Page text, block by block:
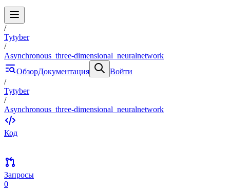
/
Tytyber
/
Asynchronous_three-dimensional_neuralnetwork
ОбзорДокументация
Войти
/
Tytyber
/
Asynchronous_three-dimensional_neuralnetwork
Код
Запросы
0